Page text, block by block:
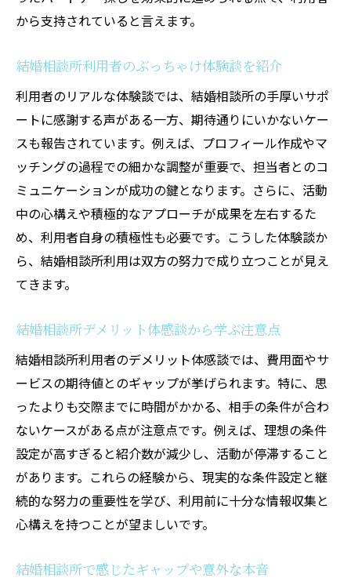
から支持されていると言えます。
結婚相談所利用者のぶっちゃけ体験談を紹介
利用者のリアルな体験談では、結婚相談所の手厚いサポ
ートに感謝する声がある一方、期待通りにいかないケー
スも報告されています。例えば、プロフィール作成やマ
ッチングの過程での細かな調整が重要で、担当者とのコ
ミュニケーションが成功の鍵となります。さらに、活動
中の心構えや積極的なアプローチが成果を左右するた
め、利用者自身の積極性も必要です。こうした体験談か
ら、結婚相談所利用は双方の努力で成り立つことが見え
てきます。
結婚相談所デメリット体感談から学ぶ注意点
結婚相談所利用者のデメリット体感談では、費用面やサ
ービスの期待値とのギャップが挙げられます。特に、思
ったよりも交際までに時間がかかる、相手の条件が合わ
ないケースがある点が注意点です。例えば、理想の条件
設定が高すぎると紹介数が減少し、活動が停滞すること
があります。これらの経験から、現実的な条件設定と継
続的な努力の重要性を学び、利用前に十分な情報収集と
心構えを持つことが望ましいです。
結婚相談所で感じたギャップや意外な本音